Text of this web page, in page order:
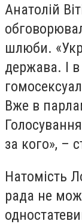
Анатолій
шлюби.
держава. І
Вже в
за кого», –
Натомість
рада не